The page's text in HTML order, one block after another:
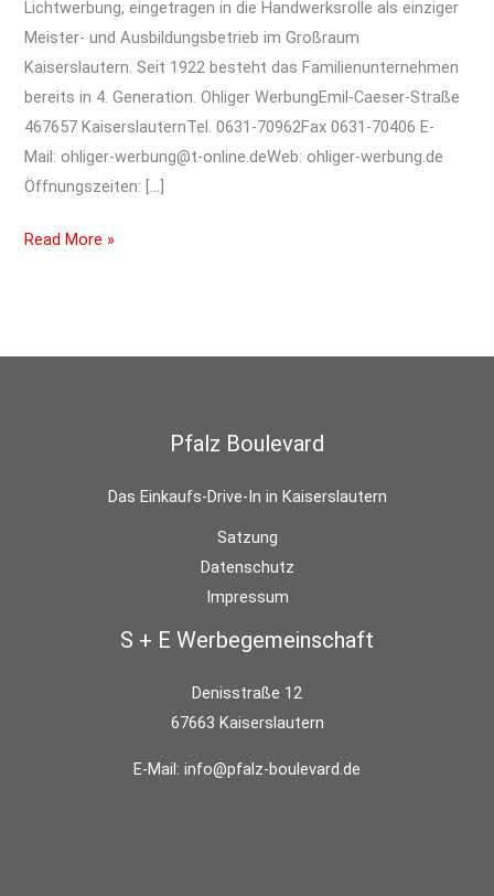
Lichtwerbung, eingetragen in die Handwerksrolle als einziger
Meister- und Ausbildungsbetrieb im Großraum
Kaiserslautern. Seit 1922 besteht das Familienunternehmen
bereits in 4. Generation. Ohliger WerbungEmil-Caeser-Straße
467657 KaiserslauternTel. 0631-70962Fax 0631-70406 E-
Mail: ohliger-werbung@t-online.deWeb: ohliger-werbung.de
Öffnungszeiten: […]
Read More »
Pfalz Boulevard
Das Einkaufs-Drive-In in Kaiserslautern
Satzung
Datenschutz
Impressum
S + E Werbegemeinschaft
Denisstraße 12
67663 Kaiserslautern
E-Mail: info@pfalz-boulevard.de